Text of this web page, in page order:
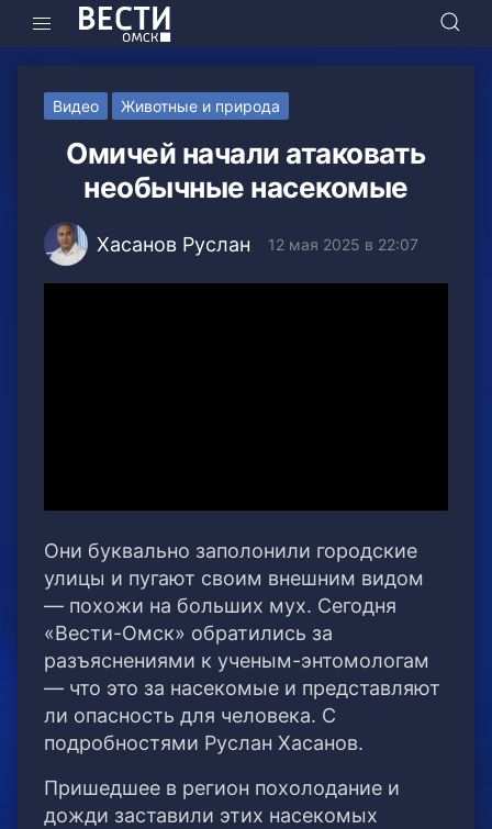
Видео Животные и природа
Омичей начали атаковать
необычные насекомые
Хасанов Руслан 12 мая 2025 в 22:07
Они буквально заполонили городские
улицы и пугают своим внешним видом
— похожи на больших мух. Сегодня
«Вести-Омск» обратились за
разъяснениями к ученым-энтомологам
— что это за насекомые и представляют
ли опасность для человека. С
подробностями Руслан Хасанов.
Пришедшее в регион похолодание и
дожди заставили этих насекомых